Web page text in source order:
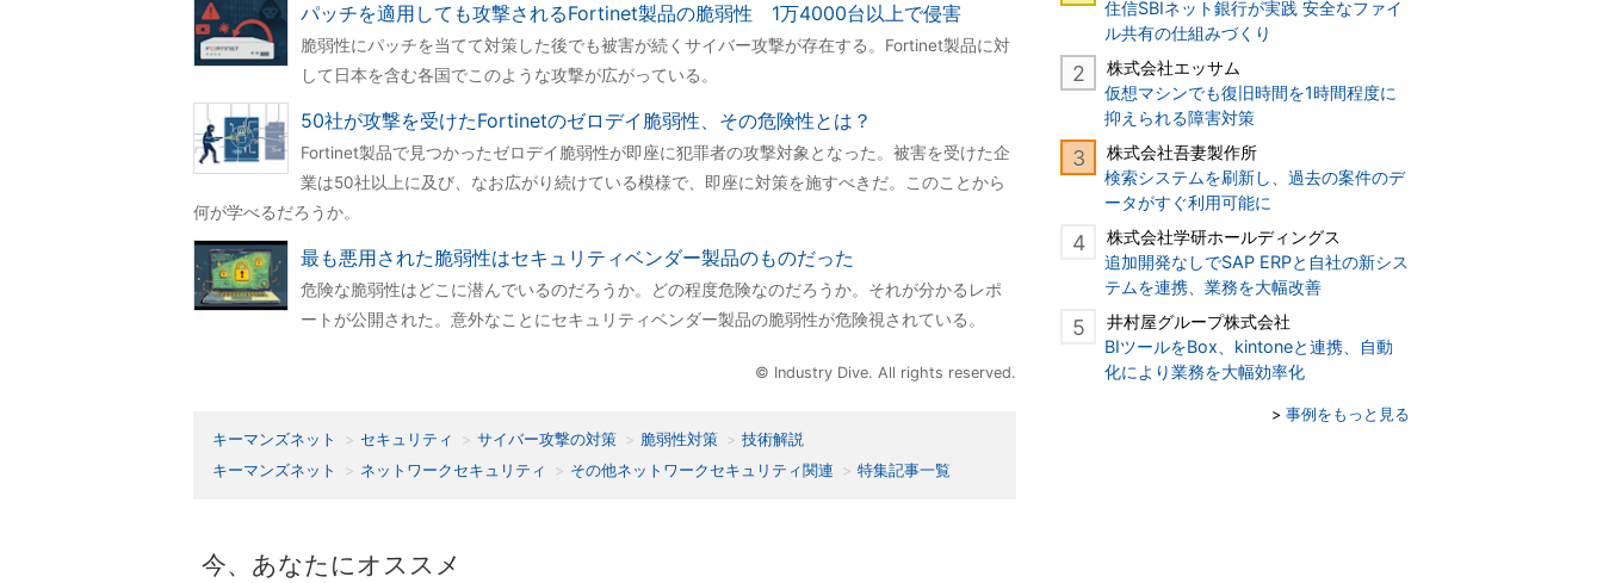
パッチを適用しても攻撃されるFortinet製品の脆弱性 1万4000台以上で侵害
脆弱性にパッチを当てて対策した後でも被害が続くサイバー攻撃が存在する。Fortinet製品に対
して日本を含む各国でこのような攻撃が広がっている。
50社が攻撃を受けたFortinetのゼロデイ脆弱性、その危険性とは？
Fortinet製品で見つかったゼロデイ脆弱性が即座に犯罪者の攻撃対象となった。被害を受けた企
業は50社以上に及び、なお広がり続けている模様で、即座に対策を施すべきだ。このことから
何が学べるだろうか。
最も悪用された脆弱性はセキュリティベンダー製品のものだった
危険な脆弱性はどこに潜んでいるのだろうか。どの程度危険なのだろうか。それが分かるレポ
ートが公開された。意外なことにセキュリティベンダー製品の脆弱性が危険視されている。
© Industry Dive. All rights reserved.
キーマンズネット セキュリティ サイバー攻撃の対策 脆弱性対策
技術解説
キーマンズネット
ネットワークセキュリティ その他ネットワークセキュリティ関連 特集記事一覧